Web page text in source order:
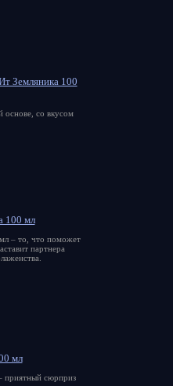
Земляника 100
основе, со вкусом
100 мл
– то, что поможет
партнера
мл
приятный сюрприз